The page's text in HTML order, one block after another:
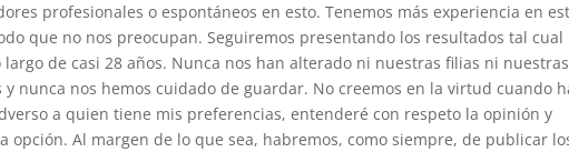
profesionales o espontáneos en esto. Tenemos más experiencia en
que no nos preocupan. Seguiremos presentando los resultados tal cual
de casi 28 años. Nunca nos han alterado ni nuestras filias ni nuestras
nunca nos hemos cuidado de guardar. No creemos en la virtud cuando
a quien tiene mis preferencias, entenderé con respeto la opinión y
opción. Al margen de lo que sea, habremos, como siempre, de publicar